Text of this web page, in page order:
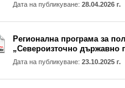
Дата на публикуване: 28.04.2026 г.
Регионална програма за
„Североизточно държавно
Дата на публикуване: 23.10.2025 г.